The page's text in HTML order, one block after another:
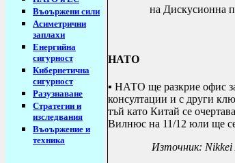
Въоържени сили
Асиметрични
заплахи
Енергийна
сигурност
Кибернетична
сигурност
Разузнаване
Стратегии и
изследвания
Въоържение и
техника
на Дискусионна
НАТО
▪ НАТО ще разкрие офис
консултации и с други
тъй като Китай се
Вилнюс на 11/12 юли ще
Източник: Nikkei